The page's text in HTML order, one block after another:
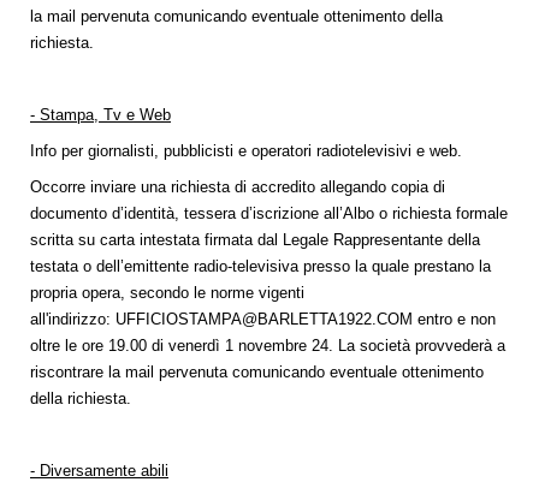
la mail pervenuta comunicando eventuale ottenimento della
richiesta.
- Stampa, Tv e Web
Info per giornalisti, pubblicisti e operatori radiotelevisivi e web.
Occorre inviare una richiesta di accredito allegando copia di
documento d’identità, tessera d’iscrizione all’Albo o richiesta formale
scritta su carta intestata firmata dal Legale Rappresentante della
testata o dell’emittente radio-televisiva presso la quale prestano la
propria opera, secondo le norme vigenti
all'indirizzo: UFFICIOSTAMPA@BARLETTA1922.COM entro e non
oltre le ore 19.00 di venerdì 1 novembre 24. La società provvederà a
riscontrare la mail pervenuta comunicando eventuale ottenimento
della richiesta.
- Diversamente abili